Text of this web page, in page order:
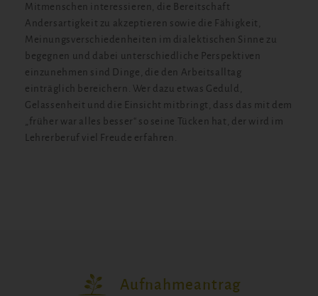
Mitmenschen interessieren, die Bereitschaft
Andersartigkeit zu akzeptieren sowie die Fähigkeit,
Meinungsverschiedenheiten im dialektischen Sinne zu
begegnen und dabei unterschiedliche Perspektiven
einzunehmen sind Dinge, die den Arbeitsalltag
einträglich bereichern. Wer dazu etwas Geduld,
Gelassenheit und die Einsicht mitbringt, dass das mit dem
„früher war alles besser“ so seine Tücken hat, der wird im
Lehrerberuf viel Freude erfahren.
Aufnahmeantrag